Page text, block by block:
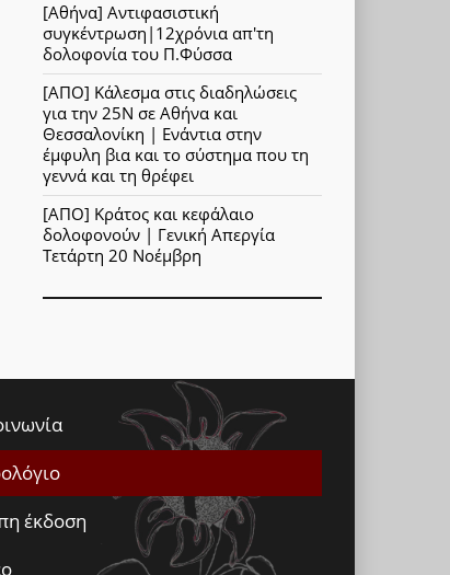
[Αθήνα] Αντιφασιστική
συγκέντρωση|12χρόνια απ'τη
δολοφονία του Π.Φύσσα
[ΑΠΟ] Κάλεσμα στις διαδηλώσεις
για την 25Ν σε Αθήνα και
Θεσσαλονίκη | Ενάντια στην
έμφυλη βια και το σύστημα που τη
γεννά και τη θρέφει
[ΑΠΟ] Κράτος και κεφάλαιο
δολοφονούν | Γενική Απεργία
Τετάρτη 20 Νοέμβρη
έκδοση